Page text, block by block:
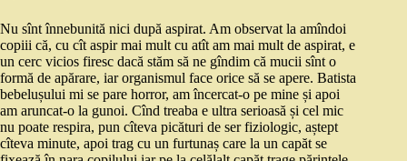
Nu sînt înnebunită nici după aspirat. Am observat la amîndoi
copiii că, cu cît aspir mai mult cu atît am mai mult de aspirat, e
un cerc vicios firesc dacă stăm să ne gîndim că mucii sînt o
formă de apărare, iar organismul face orice să se apere. Batista
bebelușului mi se pare horror, am încercat-o pe mine și apoi
am aruncat-o la gunoi. Cînd treaba e ultra serioasă și cel mic
nu poate respira, pun cîteva picături de ser fiziologic, aștept
cîteva minute, apoi trag cu un furtunaș care la un capăt se